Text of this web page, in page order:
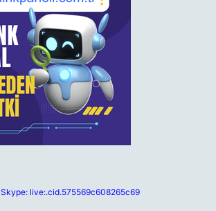
Skype: live:.cid.575569c608265c69